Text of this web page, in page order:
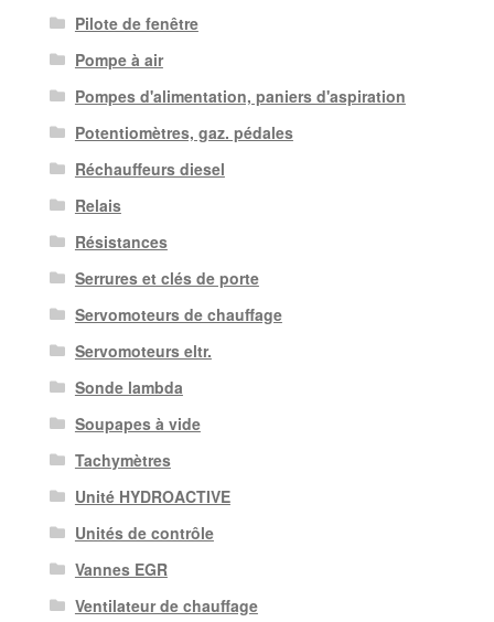
Pilote de fenêtre
Pompe à air
Pompes d'alimentation, paniers d'aspiration
Potentiomètres, gaz. pédales
Réchauffeurs diesel
Relais
Résistances
Serrures et clés de porte
Servomoteurs de chauffage
Servomoteurs eltr.
Sonde lambda
Soupapes à vide
Tachymètres
Unité HYDROACTIVE
Unités de contrôle
Vannes EGR
Ventilateur de chauffage